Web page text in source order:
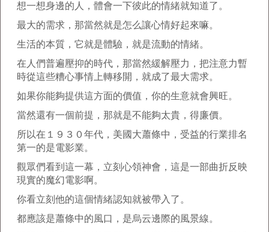
想一想身邊的人，體會一下彼此的情緒就知道了。
最大的需求，那當然就是怎么讓心情好起來嘛。
生活的本質，它就是體驗，就是流動的情緒。
在人們普遍壓抑的時代，那當然緩解壓力，把注意力暫
時從這些糟心事情上轉移開，就成了最大需求。
如果你能夠提供這方面的價值，你的生意就會興旺。
當然還有一個前提，那就是不能夠太貴，得廉價。
所以在１９３０年代，美國大蕭條中，受益的行業排名
第一的是電影業。
觀眾們看到這一幕，立刻心領神會，這是一部曲折反映
現實的魔幻電影啊。
你看立刻他的這個情緒認知就被帶入了。
都應該是蕭條中的風口，是烏云邊際的風景線。